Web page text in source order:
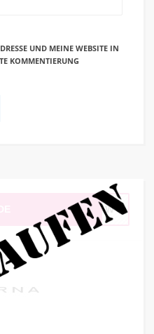
UND MEINE WEBSITE IN
KOMMENTIERUNG
25AW